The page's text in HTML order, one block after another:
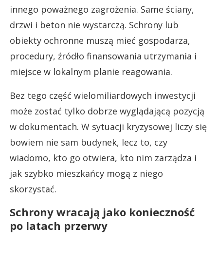
innego poważnego zagrożenia. Same ściany,
drzwi i beton nie wystarczą. Schrony lub
obiekty ochronne muszą mieć gospodarza,
procedury, źródło finansowania utrzymania i
miejsce w lokalnym planie reagowania.
Bez tego część wielomiliardowych inwestycji
może zostać tylko dobrze wyglądającą pozycją
w dokumentach. W sytuacji kryzysowej liczy się
bowiem nie sam budynek, lecz to, czy
wiadomo, kto go otwiera, kto nim zarządza i
jak szybko mieszkańcy mogą z niego
skorzystać.
Schrony wracają jako konieczność
po latach przerwy